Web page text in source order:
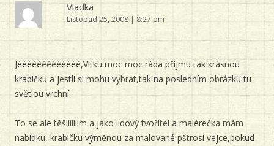
Vlaďka
Listopad 25, 2008 | 8:27 pm
Jééééééééééééé,Vítku moc moc ráda přijmu tak krásnou
krabičku a jestli si mohu vybrat,tak na posledním obrázku tu
světlou vrchní.
To se ale těšííííííím a jako lidový tvořitel a malérečka mám
nabídku, krabičku výměnou za malované pštrosí vejce,pokud